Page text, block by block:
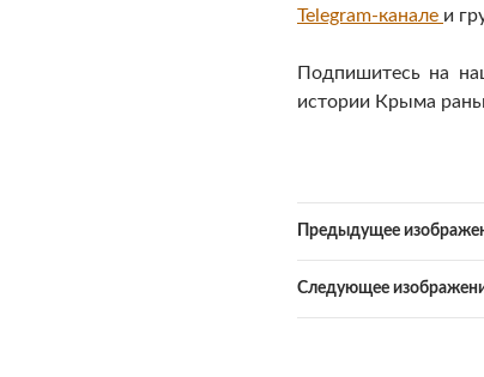
Telegram-канале и
Подпишитесь на
истории Крыма
Предыдущее
Следующее